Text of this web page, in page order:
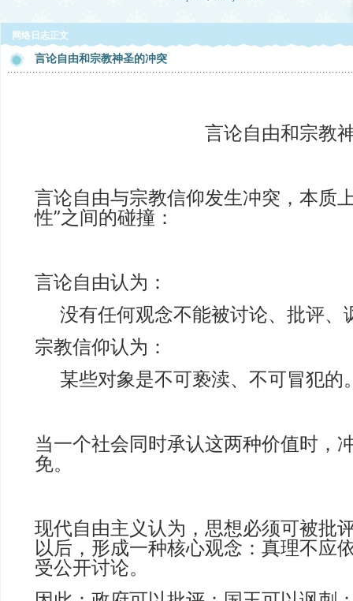
网络日志正文
言论自由和宗教神圣的冲突
言论自由和宗教神圣
言论自由与宗教信仰发生冲突，本质
性”之间的碰撞：
言论自由认为：
没有任何观念不能被讨论、批评、
宗教信仰认为：
某些对象是不可亵渎、不可冒犯的
当一个社会同时承认这两种价值时，
免。
现代自由主义认为，思想必须可被批
以后，形成一种核心观念：真理不应
受公开讨论。